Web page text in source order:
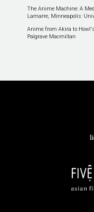
The Anime Machine: A
Lamarre, Minneapolis:
Anime from Akira to
Palgrave Macmillan